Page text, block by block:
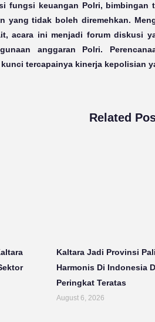
fungsi keuangan Polri, bimbingan
yang tidak boleh diremehkan.
acara ini menjadi forum diskusi
anggaran Polri.
tercapainya kinerja kepolisian
Related
Kaltara Jadi Provinsi
Harmonis Di Indonesia
Peringkat Teratas
August 6, 2026